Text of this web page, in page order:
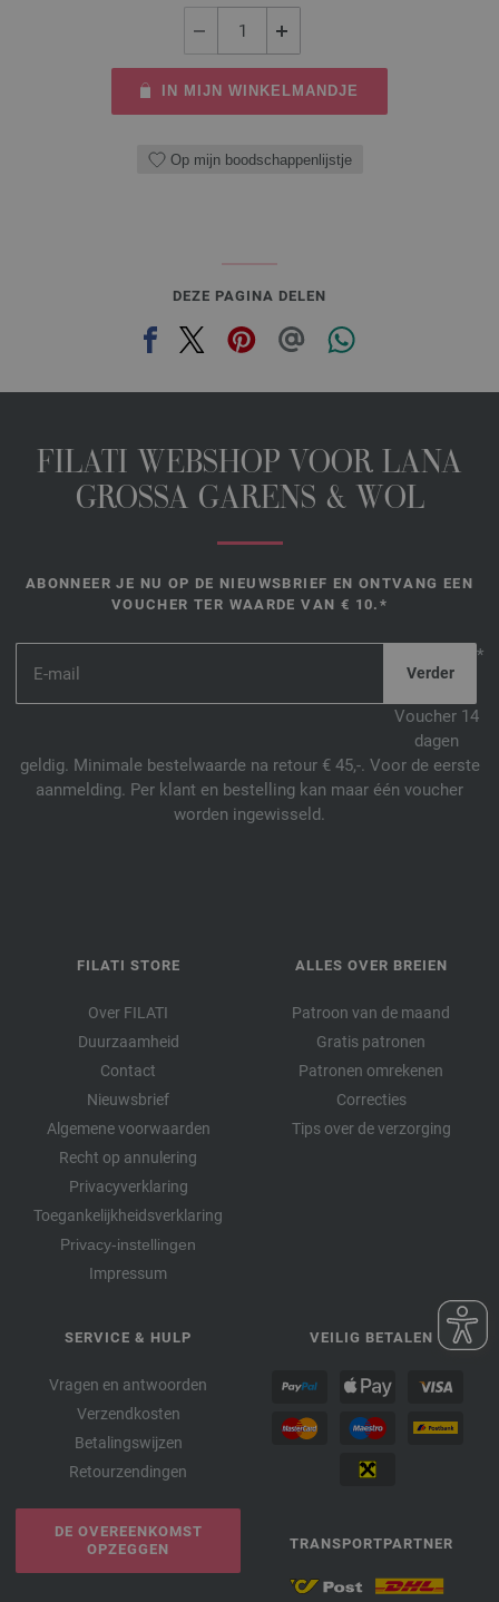
IN MIJN WINKELMANDJE
Op mijn boodschappenlijstje
DEZE PAGINA DELEN
FILATI WEBSHOP VOOR LANA
GROSSA GARENS & WOL
ABONNEER JE NU OP DE NIEUWSBRIEF EN ONTVANG EEN
VOUCHER TER WAARDE VAN € 10.*
*
Voucher 14
dagen
geldig. Minimale bestelwaarde na retour € 45,-. Voor de eerste
aanmelding. Per klant en bestelling kan maar één voucher
worden ingewisseld.
FILATI STORE
Over FILATI
Duurzaamheid
Contact
Nieuwsbrief
Algemene voorwaarden
Recht op annulering
Privacyverklaring
Toegankelijkheidsverklaring
Privacy-instellingen
Impressum
ALLES OVER BREIEN
Patroon van de maand
Gratis patronen
Patronen omrekenen
Correcties
Tips over de verzorging
SERVICE & HULP
Vragen en antwoorden
Verzendkosten
Betalingswijzen
Retourzendingen
DE OVEREENKOMST
OPZEGGEN
VEILIG BETALEN
TRANSPORTPARTNER